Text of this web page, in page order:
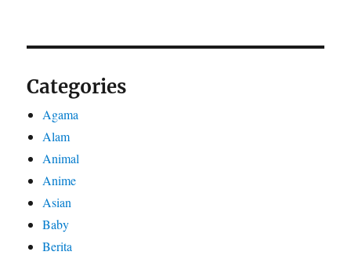
Categories
Agama
Alam
Animal
Anime
Asian
Baby
Berita